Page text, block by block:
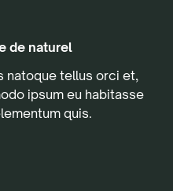
de naturel
natoque tellus orci et,
ipsum eu habitasse
quis.